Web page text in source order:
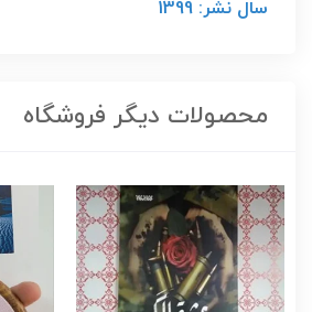
سال نشر: 1399
محصولات دیگر فروشگاه